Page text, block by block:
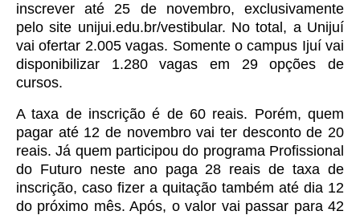
inscrever até 25 de novembro, exclusivamente
pelo site unijui.edu.br/vestibular. No total, a Unijuí
vai ofertar 2.005 vagas. Somente o campus Ijuí vai
disponibilizar 1.280 vagas em 29 opções de
cursos.
A taxa de inscriçãoé de 60 reais. Porém, quem
pagar até 12 de novembrovaiter desconto de 20
reais. Já quem participou do programa Profissional
do Futuro neste ano paga 28 reais de taxa de
inscrição, caso fizer a quitação também até dia 12
do próximo mês. Após, o valor vai passar para 42